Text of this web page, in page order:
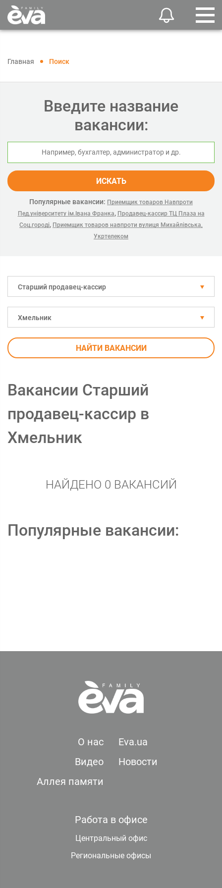
Главная Поиск
Введите название
вакансии:
ИСКАТЬ
Популярные вакансии: Приемщик товаров Навпроти
Пед.університету ім.Івана Франка, Продавец-кассир ТЦ Плаза на
Соц.городі, Приемщик товаров навпроти вулиця Михайлівська,
Укртелеком
Старший продавец-кассир
Хмельник
НАЙТИ ВАКАНСИИ
Вакансии Старший
продавец-кассир в
Хмельник
НАЙДЕНО 0 ВАКАНСИЙ
Популярные вакансии:
О нас
Eva.ua
Видео
Новости
Аллея памяти
Работа в офисе
Центральный офис
Региональные офисы